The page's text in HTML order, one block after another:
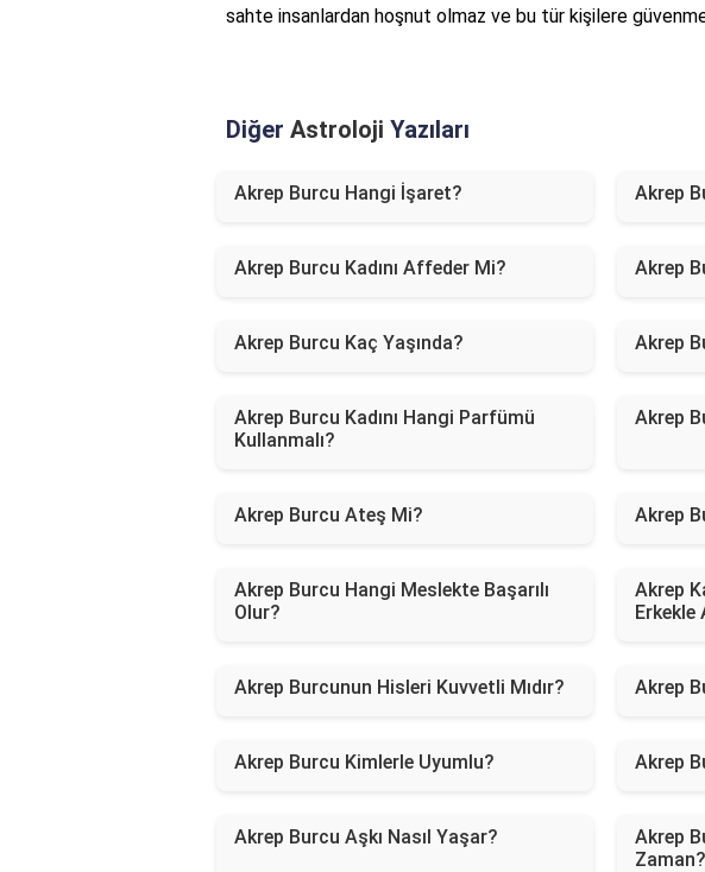
sahte insanlardan hoşnut olmaz ve bu tür kişilere
Diğer Astroloji Yazıları
Akrep Burcu Hangi İşaret? Akrep
Akrep Burcu Kadını Affeder Mi? Akrep
Akrep Burcu Kaç Yaşında? Akrep
Akrep Burcu Kadını Hangi Parfümü
Kullanmalı?
Akrep
Akrep Burcu Ateş Mi? Akrep
Akrep Burcu Hangi Meslekte Başarılı
Olur?
Akrep
Erkekle
Akrep Burcunun Hisleri Kuvvetli Mıdır? Akrep
Akrep Burcu Kimlerle Uyumlu? Akrep
Akrep Burcu Aşkı Nasıl Yaşar?
Akrep
Zaman?